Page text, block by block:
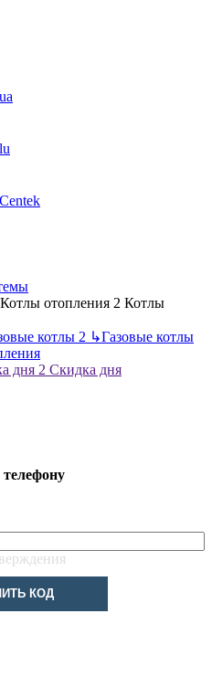
Centek
Котлы
↳Газовые котлы
Скидка дня
КОД